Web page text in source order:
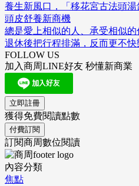
養生新風口，「移花宮古法頭
頭皮舒養新商機
總是愛上相似的人、承受相似
退休後把行程排滿，反而更不
FOLLOW US
加入商周LINE好友 秒懂新商業
立即註冊
獲得免費閱讀點數
付費訂閱
訂閱商周數位閱讀
內容分類
焦點